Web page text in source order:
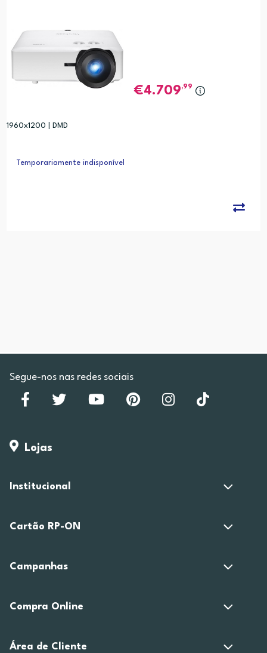
1960x1200 | DMD
4.709,99
Temporariamente indisponível
Segue-nos nas redes sociais
Lojas
Institucional
Cartão RP-ON
Campanhas
Compra Online
Área de Cliente